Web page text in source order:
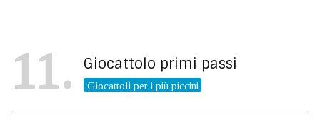
11 Giocattolo primi passi
Giocattoli per i più piccini